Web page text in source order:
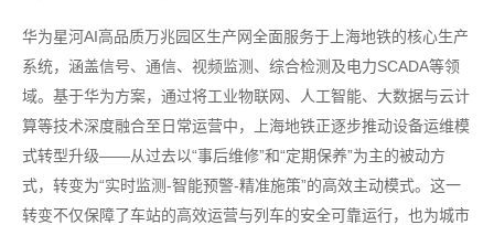
华为星河AI高品质万兆园区生产网全面服务于上海地铁的核心生产
系统，涵盖信号、通信、视频监测、综合检测及电力SCADA等领
域。基于华为方案，通过将工业物联网、人工智能、大数据与云计
算等技术深度融合至日常运营中，上海地铁正逐步推动设备运维模
式转型升级——从过去以“事后维修”和“定期保养”为主的被动方
式，转变为“实时监测-智能预警-精准施策”的高效主动模式。这一
转变不仅保障了车站的高效运营与列车的安全可靠运行，也为城市